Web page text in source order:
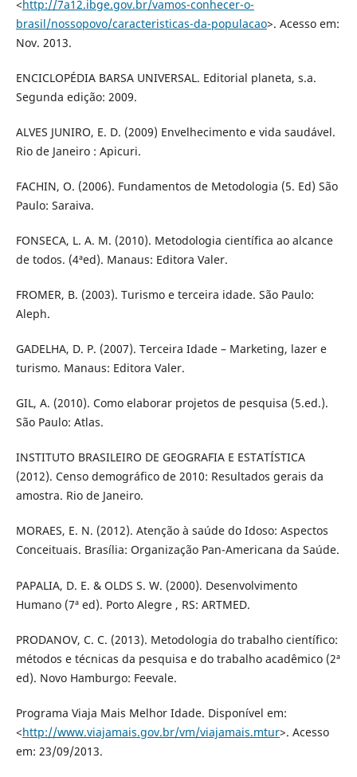
<http://7a12.ibge.gov.br/vamos-conhecer-o-
brasil/nossopovo/caracteristicas-da-populacao>. Acesso em:
Nov. 2013.
ENCICLOPÉDIA BARSA UNIVERSAL. Editorial planeta, s.a.
Segunda edição: 2009.
ALVES JUNIRO, E. D. (2009) Envelhecimento e vida saudável.
Rio de Janeiro : Apicuri.
FACHIN, O. (2006). Fundamentos de Metodologia (5. Ed) São
Paulo: Saraiva.
FONSECA, L. A. M. (2010). Metodologia científica ao alcance
de todos. (4ªed). Manaus: Editora Valer.
FROMER, B. (2003). Turismo e terceira idade. São Paulo:
Aleph.
GADELHA, D. P. (2007). Terceira Idade – Marketing, lazer e
turismo. Manaus: Editora Valer.
GIL, A. (2010). Como elaborar projetos de pesquisa (5.ed.).
São Paulo: Atlas.
INSTITUTO BRASILEIRO DE GEOGRAFIA E ESTATÍSTICA
(2012). Censo demográfico de 2010: Resultados gerais da
amostra. Rio de Janeiro.
MORAES, E. N. (2012). Atenção à saúde do Idoso: Aspectos
Conceituais. Brasília: Organização Pan-Americana da Saúde.
PAPALIA, D. E. & OLDS S. W. (2000). Desenvolvimento
Humano (7ª ed). Porto Alegre , RS: ARTMED.
PRODANOV, C. C. (2013). Metodologia do trabalho científico:
métodos e técnicas da pesquisa e do trabalho acadêmico (2ª
ed). Novo Hamburgo: Feevale.
Programa Viaja Mais Melhor Idade. Disponível em:
<http://www.viajamais.gov.br/vm/viajamais.mtur>. Acesso
em: 23/09/2013.